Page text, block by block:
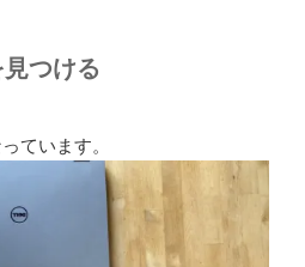
つける
ています。